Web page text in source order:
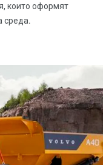
които оформят
среда.